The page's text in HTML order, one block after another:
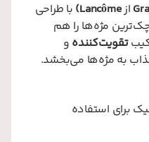
ازLancôme) با طراحی
مژه‌ها را هم
تقویت‌کننده و
به مژه‌ها می‌بخشد.
برای استفاده